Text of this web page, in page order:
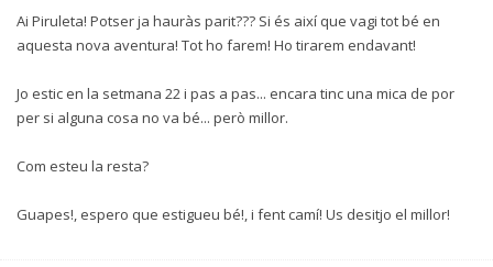
Ai Piruleta! Potser ja hauràs parit??? Si és així que vagi tot bé en
aquesta nova aventura! Tot ho farem! Ho tirarem endavant!
Jo estic en la setmana 22 i pas a pas... encara tinc una mica de por
per si alguna cosa no va bé... però millor.
Com esteu la resta?
Guapes!, espero que estigueu bé!, i fent camí! Us desitjo el millor!